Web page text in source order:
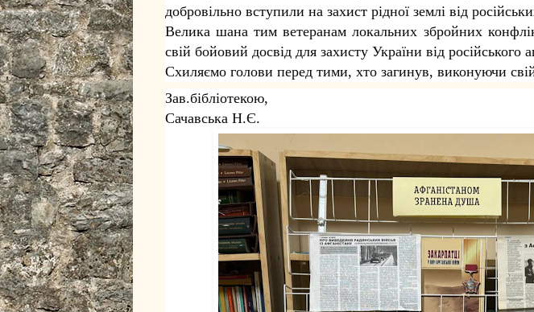
добровільно вступили на захист рідної землі від
Велика шана тим ветеранам локальних збройних
свій бойовий досвід для захисту України від російського
Схиляємо голови перед тими, хто загинув, виконуючи
Зав.бібліотекою,
Сачавська Н.Є.